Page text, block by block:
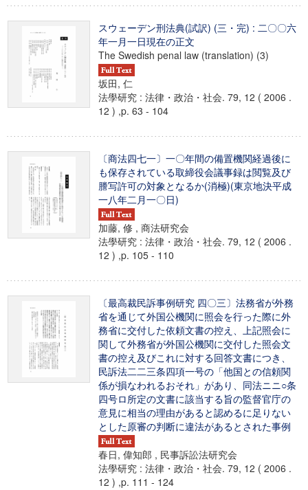
スウェーデン刑法典(試訳) (三・完) : 二〇〇六
年一月一日現在の正文
The Swedish penal law (translation) (3)
坂田, 仁
法學研究 : 法律・政治・社会. 79, 12 ( 2006 .
12 ) ,p. 63 - 104
〔商法四七一〕一〇年間の備置機関経過後に
も保存されている取締役会議事録は閲覧及び
謄写許可の対象となるか(消極)(東京地決平成
一八年二月一〇日)
加藤, 修 , 商法研究会
法學研究 : 法律・政治・社会. 79, 12 ( 2006 .
12 ) ,p. 105 - 110
〔最高裁民訴事例研究 四〇三〕法務省が外務
省を通じて外国公機関に照会を行った際に外
務省に交付した依頼文書の控え、上記照会に
関して外務省が外国公機関に交付した照会文
書の控え及びこれに対する回答文書につき、
民訴法二二三条四項一号の「他国との信頼関
係が損なわれるおそれ」があり、同法ニニ○条
四号ロ所定の文書に該当する旨の監督官庁の
意見に相当の理由があると認めるに足りない
とした原審の判断に違法があるとされた事例
春日, 偉知郎 , 民事訴訟法研究会
法學研究 : 法律・政治・社会. 79, 12 ( 2006 .
12 ) ,p. 111 - 124